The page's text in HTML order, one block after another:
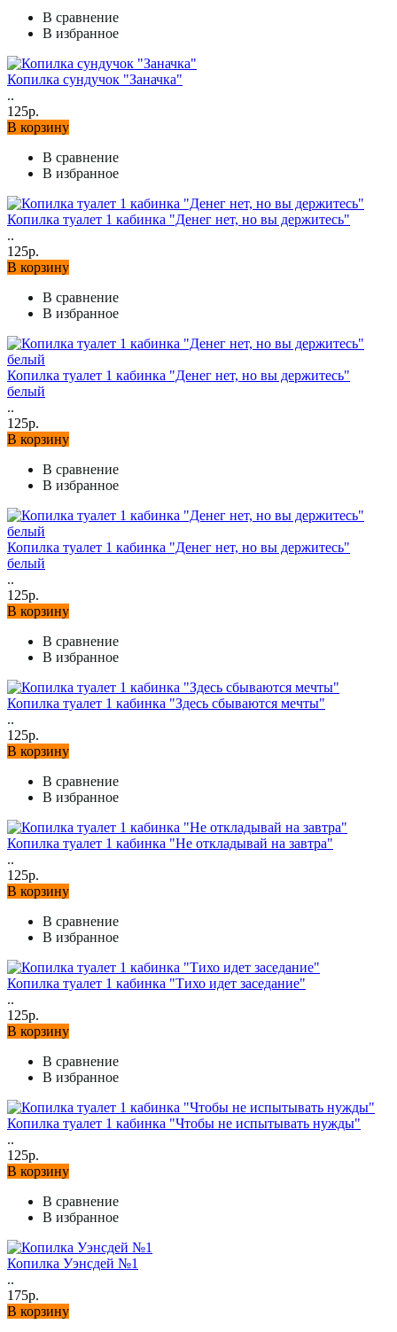
В сравнение
В избранное
Копилка сундучок "Заначка"
..
125р.
В корзину
В сравнение
В избранное
Копилка туалет 1 кабинка "Денег нет, но вы держитесь"
..
125р.
В корзину
В сравнение
В избранное
Копилка туалет 1 кабинка "Денег нет, но вы держитесь"
белый
..
125р.
В корзину
В сравнение
В избранное
Копилка туалет 1 кабинка "Денег нет, но вы держитесь"
белый
..
125р.
В корзину
В сравнение
В избранное
Копилка туалет 1 кабинка "Здесь сбываются мечты"
..
125р.
В корзину
В сравнение
В избранное
Копилка туалет 1 кабинка "Не откладывай на завтра"
..
125р.
В корзину
В сравнение
В избранное
Копилка туалет 1 кабинка "Тихо идет заседание"
..
125р.
В корзину
В сравнение
В избранное
Копилка туалет 1 кабинка "Чтобы не испытывать нужды"
..
125р.
В корзину
В сравнение
В избранное
Копилка Уэнсдей №1
..
175р.
В корзину